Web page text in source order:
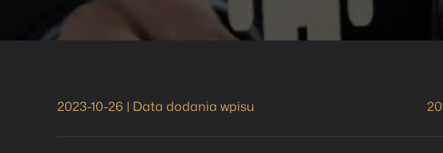
2023-10-26 | Data dodania wpisu